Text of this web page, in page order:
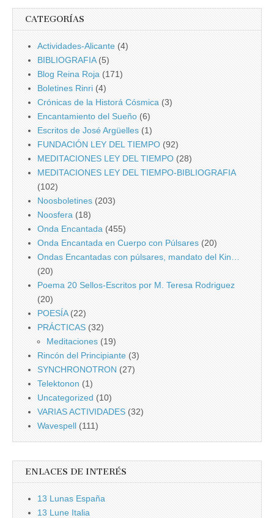
CATEGORÍAS
Actividades-Alicante (4)
BIBLIOGRAFIA(5)
Blog Reina Roja (171)
Boletines Rinri (4)
Crónicas de la Historá Cósmica (3)
Encantamiento del Sueño (6)
Escritos de José Argüelles (1)
FUNDACIÓN LEY DEL TIEMPO (92)
MEDITACIONES LEY DEL TIEMPO (28)
MEDITACIONES LEY DEL TIEMPO-BIBLIOGRAFIA
(102)
Noosboletines (203)
Noosfera (18)
Onda Encantada (455)
Onda Encantada en Cuerpo con Púlsares (20)
Ondas Encantadas con púlsares, mandato del Kin…
(20)
Poema 20 Sellos-Escritos por M. Teresa Rodriguez
(20)
POESÍA(22)
PRÁCTICAS (32)
Meditaciones (19)
Rincón del Principiante (3)
SYNCHRONOTRON (27)
Telektonon (1)
Uncategorized (10)
VARIAS ACTIVIDADES (32)
Wavespell (111)
ENLACES DE INTERÉS
13 Lunas España
13 Lune Italia